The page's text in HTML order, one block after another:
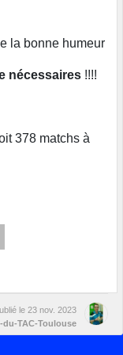
la bonne humeur
nécessaires !!!!
378 matchs à
le 23 nov. 2023
du-TAC-Toulouse